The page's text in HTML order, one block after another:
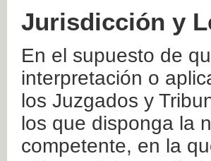
Jurisdicción y
En el supuesto de
interpretación o
los Juzgados y
los que disponga la
competente, en la